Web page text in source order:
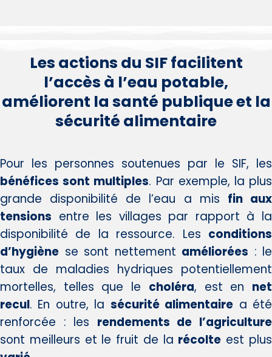
Les actions du SIF facilitent
l’accès à l’eau potable,
améliorent la santé publique et la
sécurité alimentaire
Pour les personnes soutenues par le SIF, les
bénéfices sont multiples. Par exemple, la plus
grande disponibilité de l’eau a mis fin aux
tensions entre les villages par rapport à la
disponibilité de la ressource. Les conditions
d’hygiène se sont nettement améliorées : le
taux de maladies hydriques potentiellement
mortelles, telles que le choléra, est en net
recul. En outre, la sécurité alimentaire a été
renforcée : les rendements de l’agriculture
sont meilleurs et le fruit de la récolte est plus